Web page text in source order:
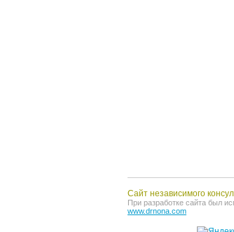
Сайт независимого
При разработке сайта был
www.drnona.com